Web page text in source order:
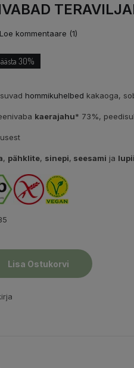
Loe kommentaare (1)
30%
hommikuhelbed kakaoga,
kaerajahu* 73%,
, pähklite, sinepi, seesami ja
Lisa Ostukorvi